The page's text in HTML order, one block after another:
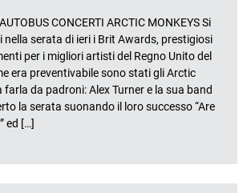
CONCERTI ARCTIC MONKEYS Si
nella serata di ieri i Brit Awards, prestigiosi
per i migliori artisti del Regno Unito del
era preventivabile sono stati gli Arctic
farla da padroni: Alex Turner e la sua band
la serata suonando il loro successo “Are
ed […]